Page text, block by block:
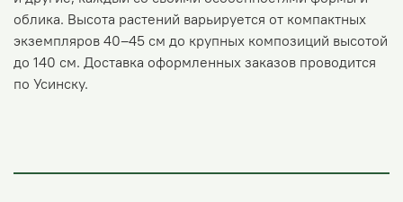
облика. Высота растений варьируется от компактных
экземпляров 40–45 см до крупных композиций высотой
до 140 см. Доставка оформленных заказов проводится
по Усинску.